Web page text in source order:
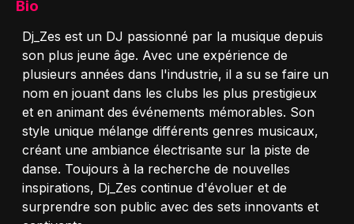
Bio
Dj_Zes est un DJ passionné par la musique depuis
son plus jeune âge. Avec une expérience de
plusieurs années dans l'industrie, il a su se faire un
nom en jouant dans les clubs les plus prestigieux
et en animant des événements mémorables. Son
style unique mélange différents genres musicaux,
créant une ambiance électrisante sur la piste de
danse. Toujours à la recherche de nouvelles
inspirations, Dj_Zes continue d'évoluer et de
surprendre son public avec des sets innovants et